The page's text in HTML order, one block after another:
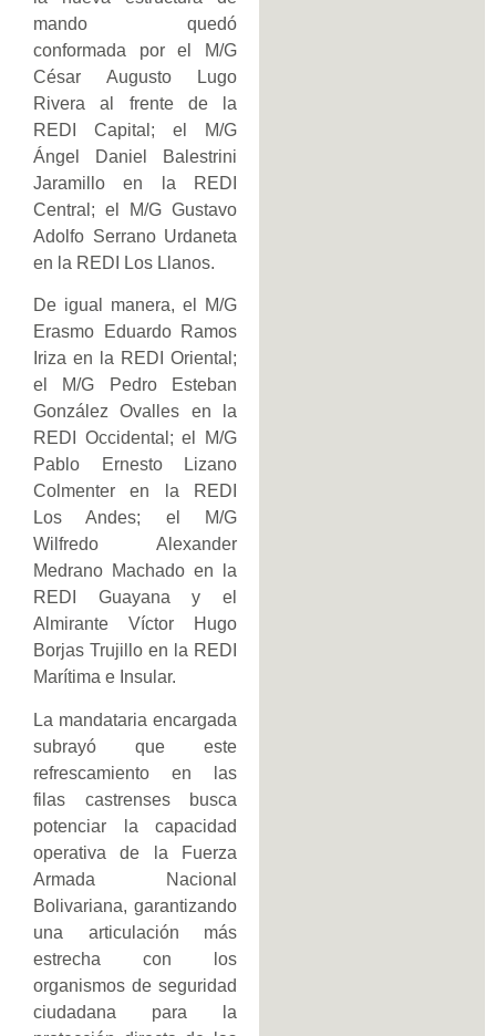
mando quedó
conformada por el M/G
César Augusto Lugo
Rivera al frente de la
REDI Capital; el M/G
Ángel Daniel Balestrini
Jaramillo en la REDI
Central; el M/G Gustavo
Adolfo Serrano Urdaneta
en la REDI Los Llanos.
De igual manera, el M/G
Erasmo Eduardo Ramos
Iriza en la REDI Oriental;
el M/G Pedro Esteban
González Ovalles en la
REDI Occidental; el M/G
Pablo Ernesto Lizano
Colmenter en la REDI
Los Andes; el M/G
Wilfredo Alexander
Medrano Machado en la
REDI Guayana y el
Almirante Víctor Hugo
Borjas Trujillo en la REDI
Marítima e Insular.
La mandataria encargada
subrayó que este
refrescamiento en las
filas castrenses busca
potenciar la capacidad
operativa de la Fuerza
Armada Nacional
Bolivariana, garantizando
una articulación más
estrecha con los
organismos de seguridad
ciudadana para la